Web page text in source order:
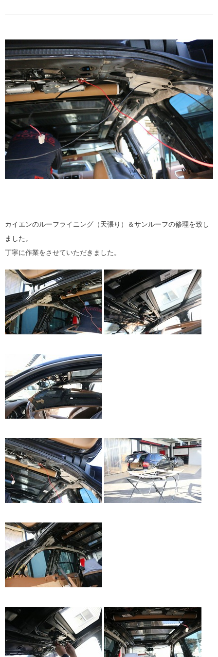
カイエンのルーフライニング（天張り）＆サンルーフの修理を致し
ました。
丁寧に作業をさせていただきました。